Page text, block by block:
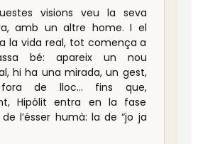
visions veu la seva
amb un altre home. I el
la vida real, tot comença a
bé: apareix un nou
hi ha una mirada, un gest,
de lloc… fins que,
Hipòlit entra en la fase
l’ésser humà: la de “jo ja